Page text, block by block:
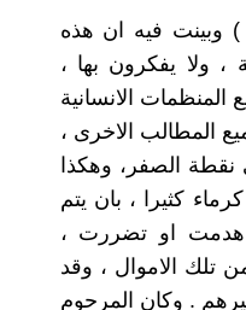
) وبينت فيه ان هذه
، ولا يفكرون بها ،
المنظمات الانسانية
المطالب الاخرى ،
الصفر، وهكذا
كثيرا ، بان يتم
هدمت او تضررت ،
تلك الاموال ، وقد
. وكان المرحوم